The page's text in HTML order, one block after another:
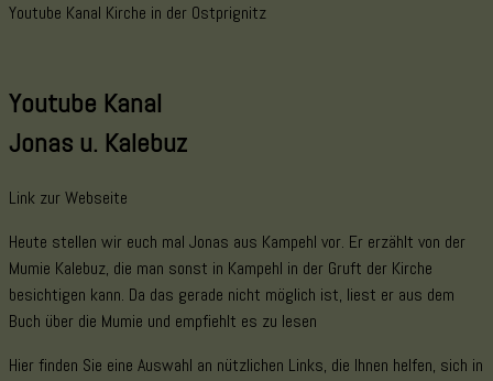
Youtube Kanal Kirche in der Ostprignitz
Youtube Kanal
Jonas u. Kalebuz
Link zur Webseite
Heute stellen wir euch mal Jonas aus Kampehl vor. Er erzählt von der
Mumie Kalebuz, die man sonst in Kampehl in der Gruft der Kirche
besichtigen kann. Da das gerade nicht möglich ist, liest er aus dem
Buch über die Mumie und empfiehlt es zu lesen
Hier finden Sie eine Auswahl an nützlichen Links, die Ihnen helfen, sich in